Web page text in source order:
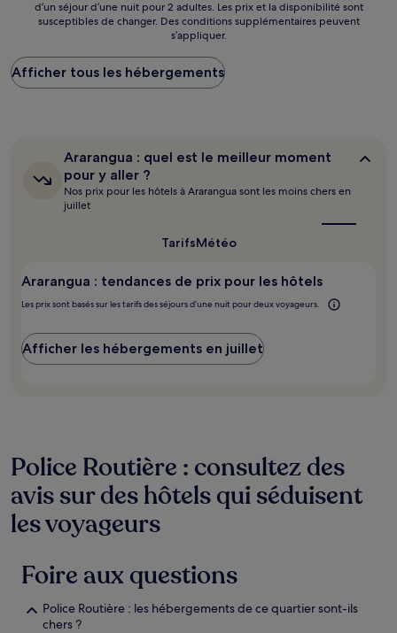
plus
bas
trouvé
24 dernières
nuit
2 adultes.
prix
changer.
Des
conditions
supplémentaires
peuvent
s’appliquer.
d’un séjour d’une nuit pour 2 adultes. Les prix et la disponibilité sont
susceptibles de changer. Des conditions supplémentaires peuvent
s’appliquer.
Afficher tous les hébergements
Ararangua :
est
le
meilleur
Ararangua : quel est le meilleur moment
pour y aller ?
Nos prix pour les hôtels à Ararangua sont les moins chers en
juillet
TarifsMétéo
Ararangua : tendances de prix pour les hôtels
Les prix sont basés sur les tarifs des séjours d’une nuit pour deux voyageurs.
Afficher les hébergements en juillet
Police Routière : consultez des
avis sur des hôtels qui séduisent
les voyageurs
Foire aux questions
Police Routière : les hébergements de ce quartier sont-ils
chers ?